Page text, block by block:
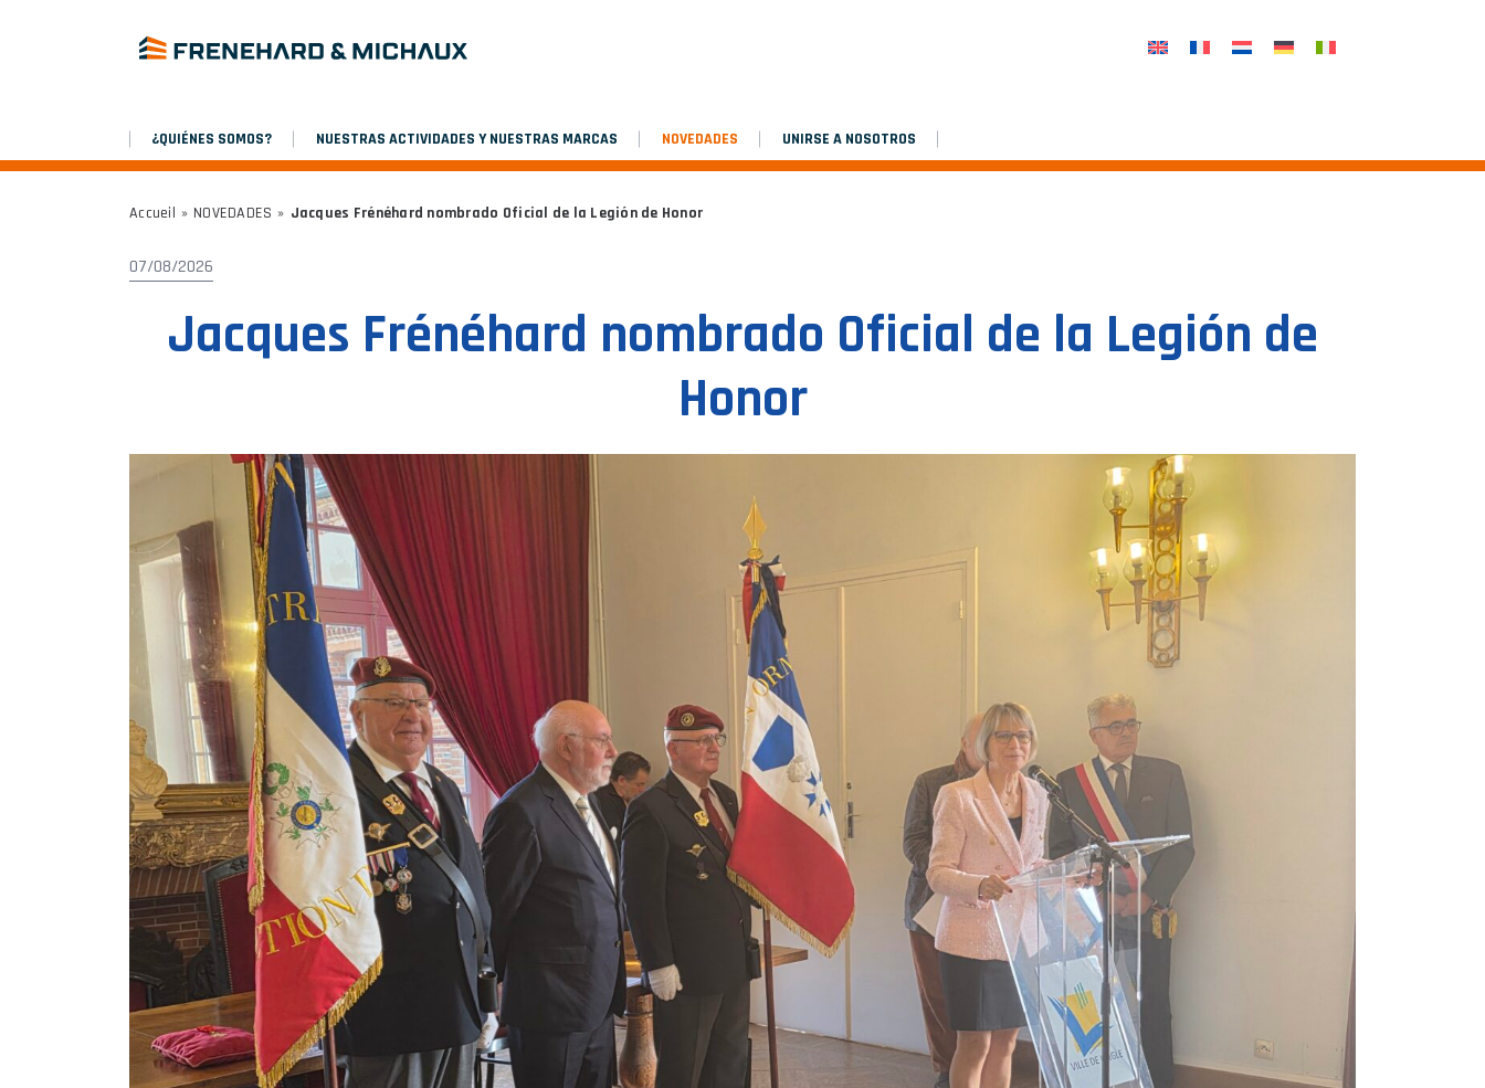
¿QUIÉNES SOMOS? NUESTRAS ACTIVIDADES Y NUESTRAS MARCAS NOVEDADES UNIRSE A NOSOTROS
Accueil » NOVEDADES » Jacques Frénéhard nombrado Oficial de la Legión de Honor
07/08/2026
Jacques Frénéhard nombrado Oficial de la Legión de
Honor